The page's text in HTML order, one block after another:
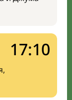
17:10